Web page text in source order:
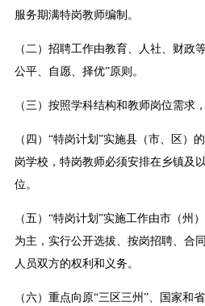
服务期满特岗教师编制。
（二）招聘工作由教育、人社、财政
公平、自愿、择优”原则。
（三）按照学科结构和教师岗位需求
（四）“特岗计划”实施县（市、区）
岗学校，特岗教师必须安排在乡镇及
位。
（五）“特岗计划”实施工作由市（州
为主，实行公开选拔、按岗招聘、合
人员双方的权利和义务。
（六）重点向原“三区三州”、国家和